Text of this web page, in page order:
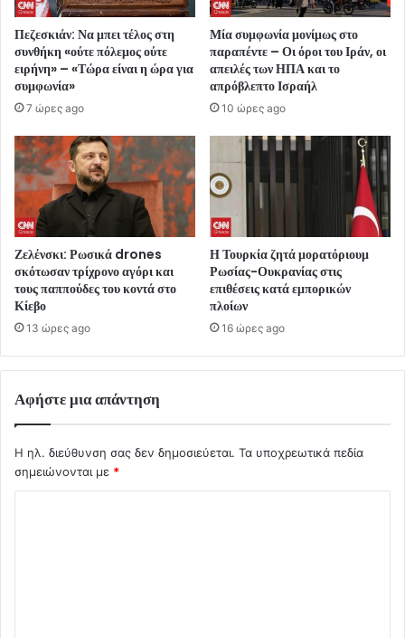
Πεζεσκιάν: Να μπει τέλος στη
συνθήκη «ούτε πόλεμος ούτε
ειρήνη» – «Τώρα είναι η ώρα για
συμφωνία»
7 ώρες ago
Μία συμφωνία μονίμως στο
παραπέντε – Οι όροι του Ιράν, οι
απειλές των ΗΠΑ και το
απρόβλεπτο Ισραήλ
10 ώρες ago
Ζελένσκι: Ρωσικά drones
σκότωσαν τρίχρονο αγόρι και
τους παππούδες του κοντά στο
Κίεβο
13 ώρες ago
Η Τουρκία ζητά μορατόριουμ
Ρωσίας-Ουκρανίας στις
επιθέσεις κατά εμπορικών
πλοίων
16 ώρες ago
Αφήστε μια απάντηση
Η ηλ. διεύθυνση σας δεν δημοσιεύεται. Τα υποχρεωτικά πεδία
σημειώνονται με *